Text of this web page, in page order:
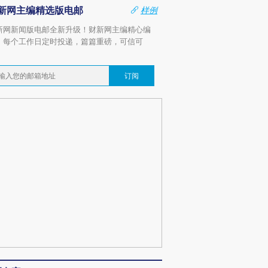
网主编精选版电邮
样例
网新闻版电邮全新升级！财新网主编精心编
每个工作日定时投递，篇篇重磅，可信可
订阅